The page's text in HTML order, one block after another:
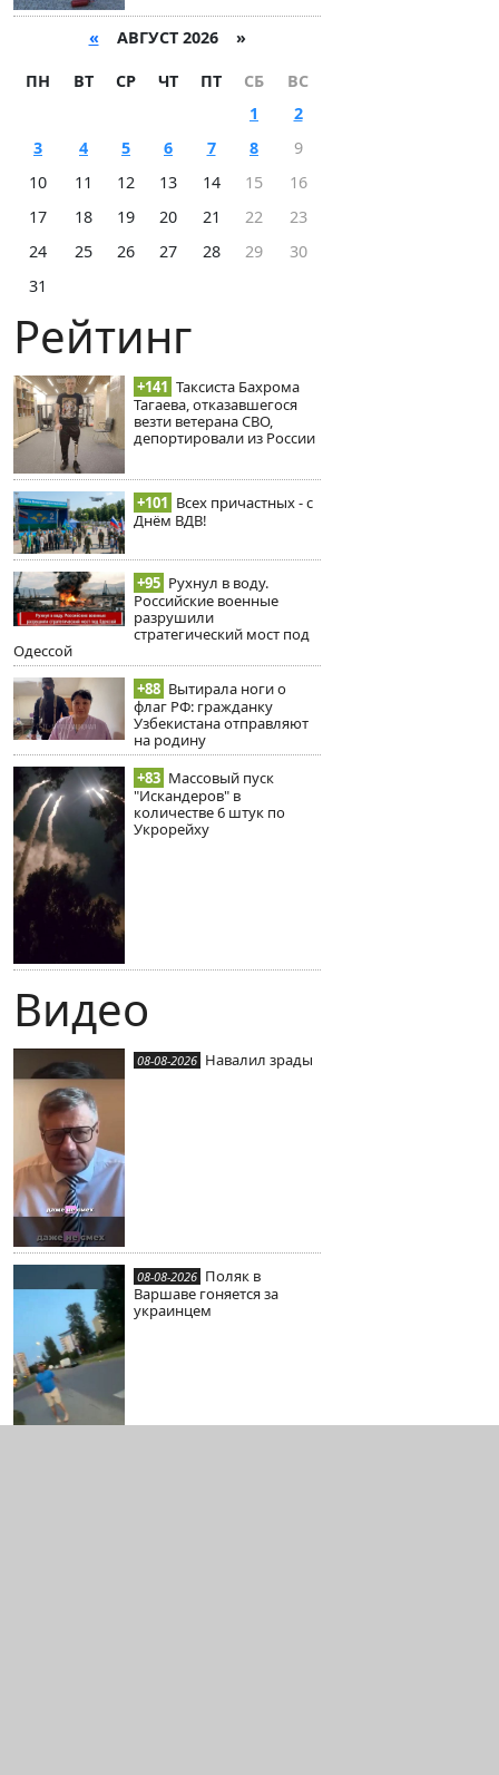
« АВГУСТ 2026 »
ПН ВТ СР ЧТ ПТ СБ
ВС
1
2
3
4 5 6 7 8
9
10
11 12 13 14 15
16
17
18 19 20 21 22
23
24
25 26 27 28 29
30
31
Рейтинг
+141 Таксиста Бахрома
Тагаева, отказавшегося
везти ветерана СВО,
депортировали из России
+101 Всех причастных - с
Днём ВДВ!
+95 Рухнул в воду.
Российские военные
разрушили
стратегический мост под
Одессой
+88 Вытирала ноги о
флаг РФ: гражданку
Узбекистана отправляют
на родину
+83 Массовый пуск
"Искандеров" в
количестве 6 штук по
Укрорейху
Видео
08-08-2026 Навалил зрады
08-08-2026 Поляк в
Варшаве гоняется за
украинцем